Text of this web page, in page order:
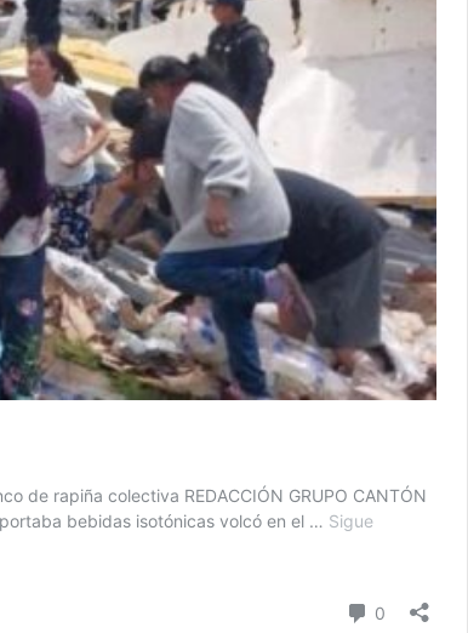
de rapiña colectiva REDACCIÓN GRUPO CANTÓN
bebidas isotónicas volcó en el … Sigue
0